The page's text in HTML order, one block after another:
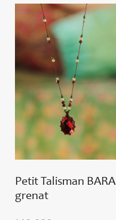
Petit Talisman BARA
grenat